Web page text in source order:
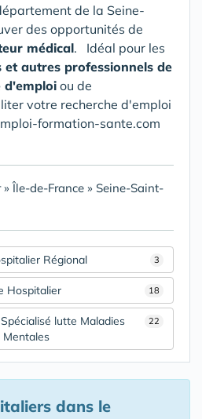
de la Seine-
des opportunités de
médical. Idéal pour les
et autres professionnels de
d'emploi ou de
votre recherche d'emploi
formation-sante.com
»Île-de-France » Seine-Saint-
3
Régional
18
Hospitalier
22
lutte Maladies
Mentales
dans le